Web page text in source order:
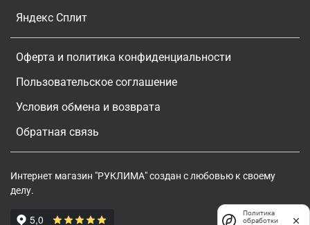
Яндекс Сплит
Оферта и политика конфиденциальности
Пользовательское соглашение
Условия обмена и возврата
Обратная связь
Интернет магазин "РУКЛИМА" создан с любовью к своему
делу.
Политика
обработки